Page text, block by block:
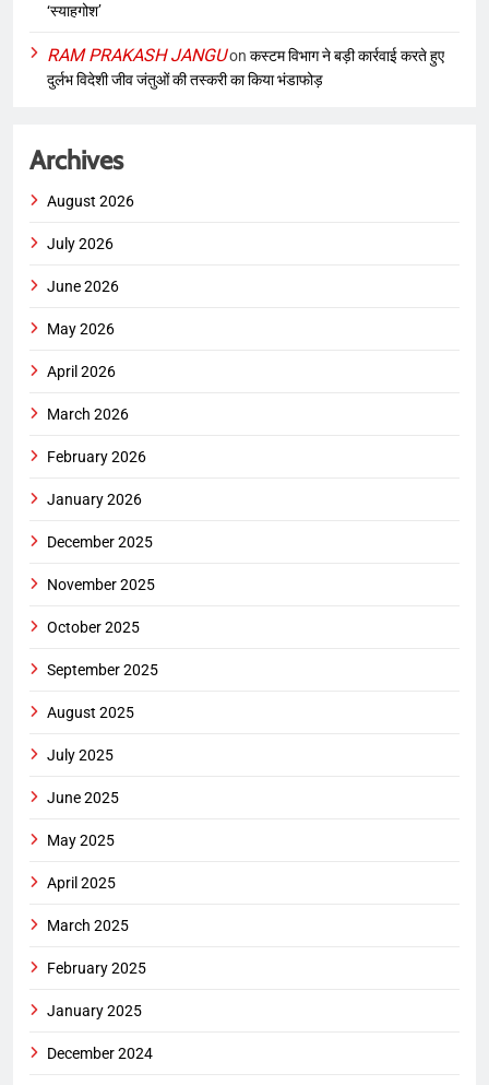
‘स्याहगोश’
RAM PRAKASH JANGUon कस्टम विभाग ने बड़ी कार्रवाई करते हुए
दुर्लभ विदेशी जीव जंतुओं की तस्करी का किया भंडाफोड़
Archives
August 2026
July 2026
June 2026
May 2026
April 2026
March 2026
February 2026
January 2026
December 2025
November 2025
October 2025
September 2025
August 2025
July 2025
June 2025
May 2025
April 2025
March 2025
February 2025
January 2025
December 2024